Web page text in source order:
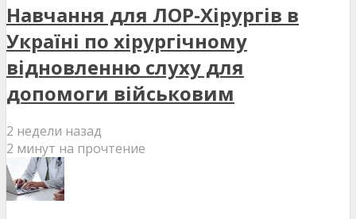
Навчання для ЛОР-Хірургів в
Україні по хірургічному
відновленню слуху для
допомоги військовим
2 недели назад
2 минут на прочтение